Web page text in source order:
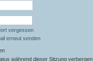
vergessen
erneut senden
während dieser Sitzung verbergen